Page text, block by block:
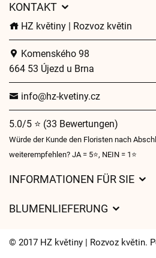
KONTAKT
HZ květiny | Rozvoz květin
Komenského 98
664 53 Újezd u Brna
info@hz-kvetiny.cz
5.0/5 ⭐ (33 Bewertungen)
Würde der Kunde den Floristen nach
weiterempfehlen? JA = 5⭐, NEIN = 1⭐
INFORMATIONEN FÜR SIE
Lieferzeiten für Blumen –
BLUMENLIEFERUNG
Wohin wir Blumen liefern
© 2017 HZ květiny | Rozvoz květin.